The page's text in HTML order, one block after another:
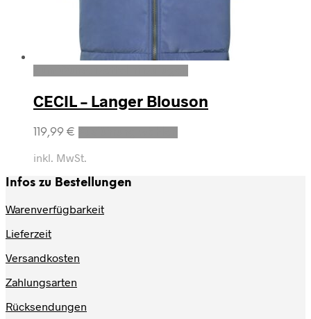
CECIL – Langer Blouson
119,99 €
inkl. MwSt.
Infos zu Bestellungen
Warenverfügbarkeit
Lieferzeit
Versandkosten
Zahlungsarten
Rücksendungen